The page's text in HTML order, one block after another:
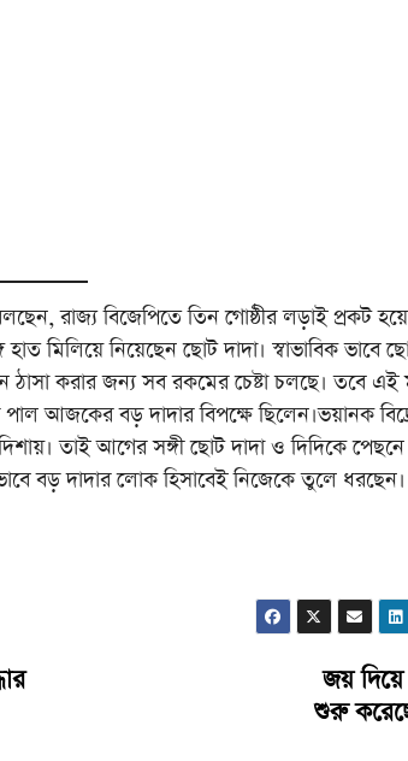
রাজ্য বিজেপিতে তিন গোষ্ঠীর লড়াই প্রকট
মিলিয়ে নিয়েছেন ছোট দাদা। স্বাভাবিক ভাবে
করার জন্য সব রকমের চেষ্টা চলছে। তবে এই
আজকের বড় দাদার বিপক্ষে ছিলেন।ভয়ানক
তাই আগের সঙ্গী ছোট দাদা ও দিদিকে পেছনে
বড় দাদার লোক হিসাবেই নিজেকে তুলে ধরছেন।
জয়
শুরু